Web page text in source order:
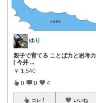
ゆり
親子で育てる ことば力と思考力
[ 今井 ...
￥ 1,540
0 0 4
コレ いいね